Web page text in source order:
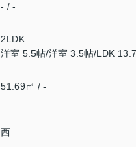
- / -
2LDK
洋室 5.5帖/洋室 3.5帖/LDK
51.69㎡ / -
西